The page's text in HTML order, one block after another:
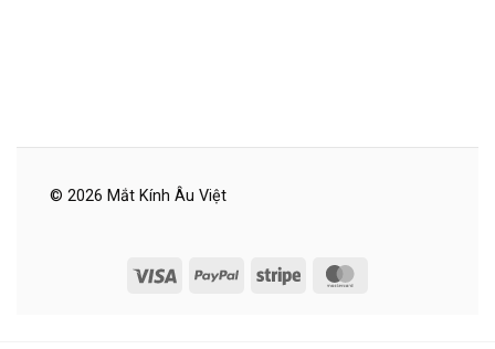
© 2026 Mắt Kính Âu Việt
Visa PayPal Stripe